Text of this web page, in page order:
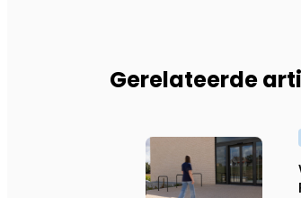
Gerelateerde